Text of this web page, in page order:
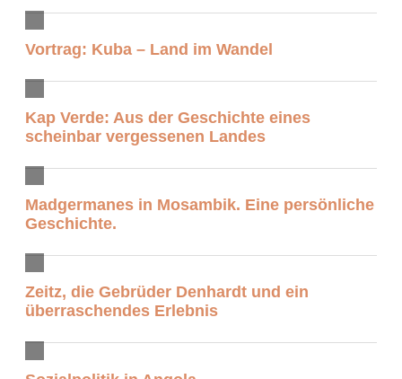
Vortrag: Kuba – Land im Wandel
Kap Verde: Aus der Geschichte eines
scheinbar vergessenen Landes
Madgermanes in Mosambik. Eine persönliche
Geschichte.
Zeitz, die Gebrüder Denhardt und ein
überraschendes Erlebnis